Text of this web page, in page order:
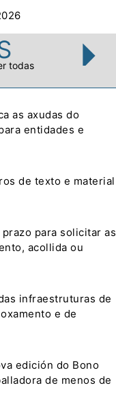
todas
as axudas do
entidades e
de texto e material
para solicitar as
acollida ou
infraestruturas de
e de
edición do Bono
de menos de